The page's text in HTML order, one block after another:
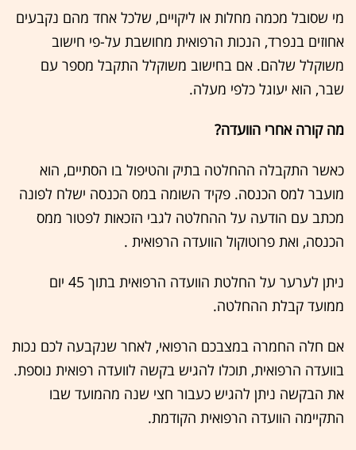
מי שסובל מכמה מחלות או ליקויים, שלכל אחד מהם נקבעים
אחוזים בנפרד, הנכות הרפואית מחושבת על-פי חישוב
משוקלל שלהם. אם בחישוב משוקלל התקבל מספר עם
שבר, הוא יעוגל כלפי מעלה.
מה קורה אחרי הוועדה?
כאשר התקבלה ההחלטה בתיק והטיפול בו הסתיים, הוא
מועבר למס הכנסה. פקיד השומה במס הכנסה ישלח לפונה
מכתב עם הודעה על ההחלטה לגבי הזכאות לפטור ממס
הכנסה, ואת פרוטוקול הוועדה הרפואית .
ניתן לערער על החלטת הוועדה הרפואית בתוך 45 יום
ממועד קבלת ההחלטה.
אם חלה החמרה במצבכם הרפואי, לאחר שנקבעה לכם נכות
בוועדה הרפואית, תוכלו להגיש בקשה לוועדה רפואית נוספת.
את הבקשה ניתן להגיש כעבור חצי שנה מהמועד שבו
התקיימה הוועדה הרפואית הקודמת.